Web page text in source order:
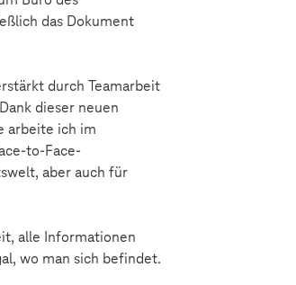
das Dokument
durch Teamarbeit
dieser neuen
arbeite ich im
to-Face-
aber auch für
alle Informationen
wo man sich befindet.